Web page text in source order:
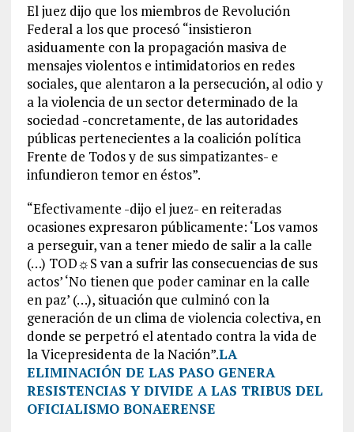
El juez dijo que los miembros de Revolución
Federal a los que procesó “insistieron
asiduamente con la propagación masiva de
mensajes violentos e intimidatorios en redes
sociales, que alentaron a la persecución, al odio y
a la violencia de un sector determinado de la
sociedad -concretamente, de las autoridades
públicas pertenecientes a la coalición política
Frente de Todos y de sus simpatizantes- e
infundieron temor en éstos”.
“Efectivamente -dijo el juez- en reiteradas
ocasiones expresaron públicamente: ‘Los vamos
a perseguir, van a tener miedo de salir a la calle
(…) TOD☼S van a sufrir las consecuencias de sus
actos’ ‘No tienen que poder caminar en la calle
en paz’ (…), situación que culminó con la
generación de un clima de violencia colectiva, en
donde se perpetró el atentado contra la vida de
la Vicepresidenta de la Nación”.LA
ELIMINACIÓN DE LAS PASO GENERA
RESISTENCIAS Y DIVIDE A LAS TRIBUS DEL
OFICIALISMO BONAERENSE